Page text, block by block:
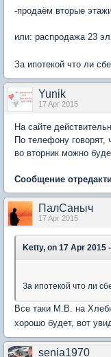
-продаём вторые
или: распродажа 23
За ипотекой что ли
Yunik
17 Apr 2015
На сайте
По телефону говорят,
во вторник можно
Сообщение
ПалСаныч
17 Apr 2015
Ketty, on 17 Apr 2015
За ипотекой что ли
Все таки М.В. на
хорошо будет, вот
senia1970